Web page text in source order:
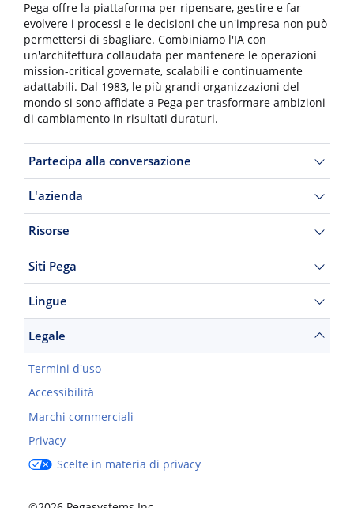
Pega offre la piattaforma per ripensare, gestire e far
evolvere i processi e le decisioni che un'impresa non può
permettersi di sbagliare. Combiniamo l'IA con
un'architettura collaudata per mantenere le operazioni
mission-critical governate, scalabili e continuamente
adattabili. Dal 1983, le più grandi organizzazioni del
mondo si sono affidate a Pega per trasformare ambizioni
di cambiamento in risultati duraturi.
Partecipa alla conversazione
L'azienda
Risorse
Siti Pega
Lingue
Legale
Termini d'uso
Accessibilità
Marchi commerciali
Privacy
Scelte in materia di privacy